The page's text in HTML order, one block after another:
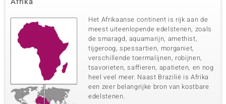
Het Afrikaanse continent is rijk aan de
meest uiteenlopende edelstenen, zoals
de smaragd, aquamarijn, amethist,
tijgeroog, spessartien, morganiet,
verschillende toermalijnen, robijnen,
tsavorieten, saffieren, apatieten, en nog
heel veel meer. Naast Brazilië is Afrika
een zeer belangrijke bron van kostbare
edelstenen.